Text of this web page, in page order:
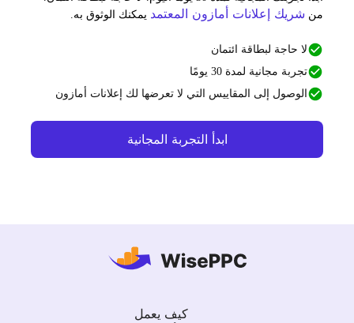
شريك إعلانات أمازون المعتمد يمكنك الوثوق به.
لا حاجة لبطاقة ائتمان
تجربة مجانية لمدة 30 يومًا
الوصول إلى المقاييس التي لا تعرضها لك إعلانات أمازون
ابدأ التجربة المجانية
كيف يعمل